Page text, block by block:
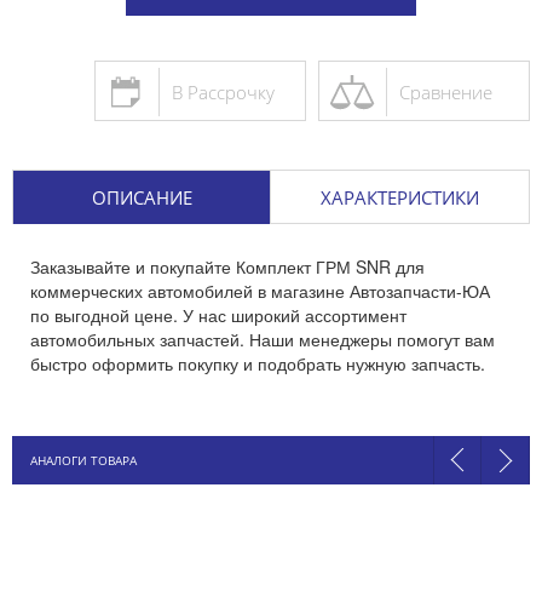
Сравнение
В Рассрочку
ОПИСАНИЕ ХАРАКТЕРИСТИКИ
Заказывайте и покупайте Комплект ГРМ SNR для
коммерческих автомобилей в магазине Автозапчасти-ЮА
по выгодной цене. У нас широкий ассортимент
автомобильных запчастей. Наши менеджеры помогут вам
быстро оформить покупку и подобрать нужную запчасть.
АНАЛОГИ ТОВАРА